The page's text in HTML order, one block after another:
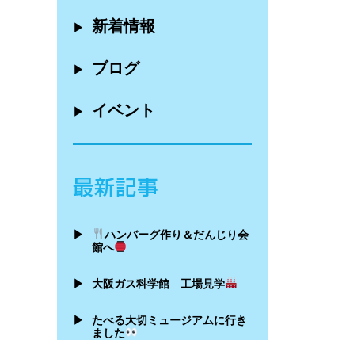
▶ 新着情報
▶ ブログ
▶ イベント
▶
ハンバーグ作り＆だんじり会
館へ
▶ 大阪ガス科学館 工場見学
▶
たべる大切ミュージアムに行き
ました